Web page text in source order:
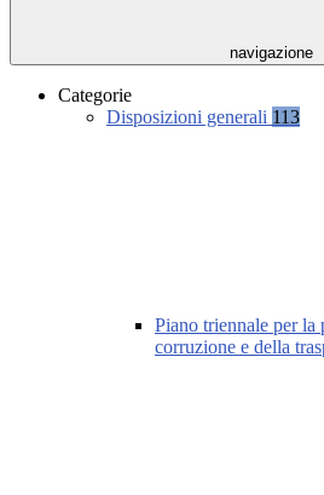
navigazione
Categorie
Disposizioni generali 113
Piano triennale per la
corruzione e della